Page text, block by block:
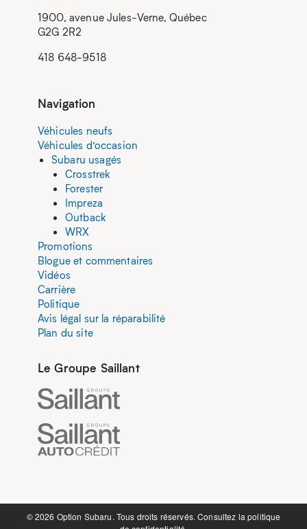
1900, avenue Jules-Verne, Québec
G2G 2R2
418 648-9518
Navigation
Véhicules neufs
Véhicules d’occasion
Subaru usagés
Crosstrek
Forester
Impreza
Outback
WRX
Promotions
Blogue et commentaires
Vidéos
Carrière
Politique
Avis légal sur la réparabilité
Plan du site
Le Groupe Saillant
©️ 2026 Option Subaru. Tous droits réservés. Consultez lapolitique